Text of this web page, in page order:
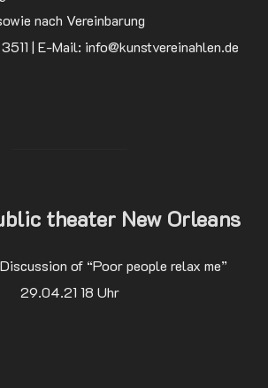
nach Vereinbarung
| E-Mail: info@kunstvereinahlen.de
theater New Orleans
of “Poor people relax me”
29.04.21 18 Uhr